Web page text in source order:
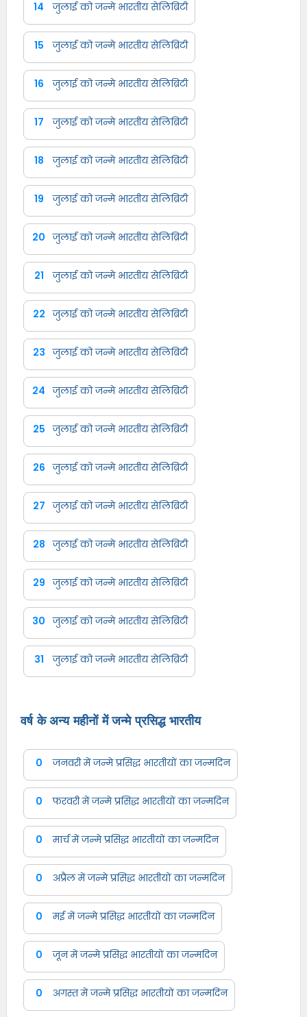
14 जुलाई को जन्मे भारतीय सेलिब्रिटी
15 जुलाई को जन्मे भारतीय सेलिब्रिटी
16 जुलाई को जन्मे भारतीय सेलिब्रिटी
17 जुलाई को जन्मे भारतीय सेलिब्रिटी
18 जुलाई को जन्मे भारतीय सेलिब्रिटी
19 जुलाई को जन्मे भारतीय सेलिब्रिटी
20 जुलाई को जन्मे भारतीय सेलिब्रिटी
21 जुलाई को जन्मे भारतीय सेलिब्रिटी
22 जुलाई को जन्मे भारतीय सेलिब्रिटी
23 जुलाई को जन्मे भारतीय सेलिब्रिटी
24 जुलाई को जन्मे भारतीय सेलिब्रिटी
25 जुलाई को जन्मे भारतीय सेलिब्रिटी
26 जुलाई को जन्मे भारतीय सेलिब्रिटी
27 जुलाई को जन्मे भारतीय सेलिब्रिटी
28 जुलाई को जन्मे भारतीय सेलिब्रिटी
29 जुलाई को जन्मे भारतीय सेलिब्रिटी
30 जुलाई को जन्मे भारतीय सेलिब्रिटी
31 जुलाई को जन्मे भारतीय सेलिब्रिटी
वर्ष के अन्य महीनों में जन्मे प्रसिद्ध भारतीय
0 जनवरी में जन्मे प्रसिद्ध भारतीयों का जन्मदिन
0 फरवरी में जन्मे प्रसिद्ध भारतीयों का जन्मदिन
0 मार्च में जन्मे प्रसिद्ध भारतीयों का जन्मदिन
0 अप्रैल में जन्मे प्रसिद्ध भारतीयों का जन्मदिन
0 मई में जन्मे प्रसिद्ध भारतीयों का जन्मदिन
0 जून में जन्मे प्रसिद्ध भारतीयों का जन्मदिन
0 अगस्त में जन्मे प्रसिद्ध भारतीयों का जन्मदिन